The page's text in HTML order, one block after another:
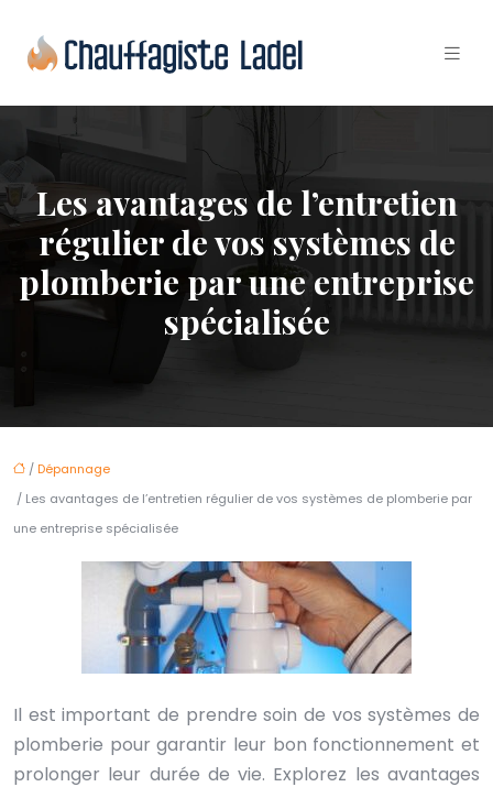
Les avantages de l’entretien
régulier de vos systèmes de
plomberie par une entreprise
spécialisée
/ Dépannage
/ Les avantages de l’entretien régulier de vos systèmes de plomberie par
une entreprise spécialisée
Il est important de prendre soin de vos systèmes de
plomberie pour garantir leur bon fonctionnement et
prolonger leur durée de vie. Explorez les avantages